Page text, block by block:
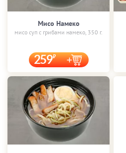
Мисо Намеко
мисо суп с грибами намеко, 350 г.
259